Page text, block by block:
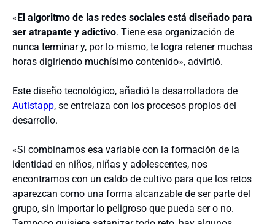
« El algoritmo de las redes sociales está diseñado para
ser atrapante y adictivo. Tiene esa organización de
nunca terminar y, por lo mismo, te logra retener muchas
horas digiriendo muchísimo contenido», advirtió.
Este diseño tecnológico, añadió la desarrolladora de
Autistapp, se entrelaza con los procesos propios del
desarrollo.
«Si combinamos esa variable con la formación de la
identidad en niños, niñas y adolescentes, nos
encontramos con un caldo de cultivo para que los retos
aparezcan como una forma alcanzable de ser parte del
grupo, sin importar lo peligroso que pueda ser o no.